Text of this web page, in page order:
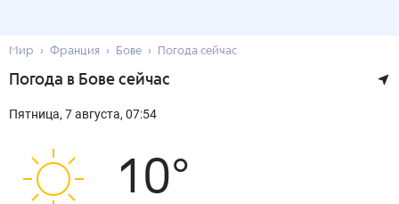
Мир Франция Бове Погода сейчас
Погода в Бове сейчас
Пятница, 7августа, 07:54
10°